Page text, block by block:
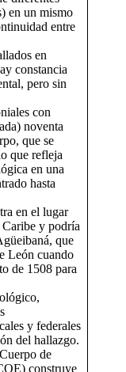
en un mismo
entre
en
constancia
pero sin
con
noventa
que se
que refleja
en una
hasta
en el lugar
y podría
que
León cuando
de 1508 para
y federales
del hallazgo.
de
construye